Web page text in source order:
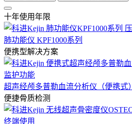
十年使用年限
肺功能仪 KPF1000系列
便携型解决方案
超声经颅多普勒血流分析仪（便携式
便捷骨质检测